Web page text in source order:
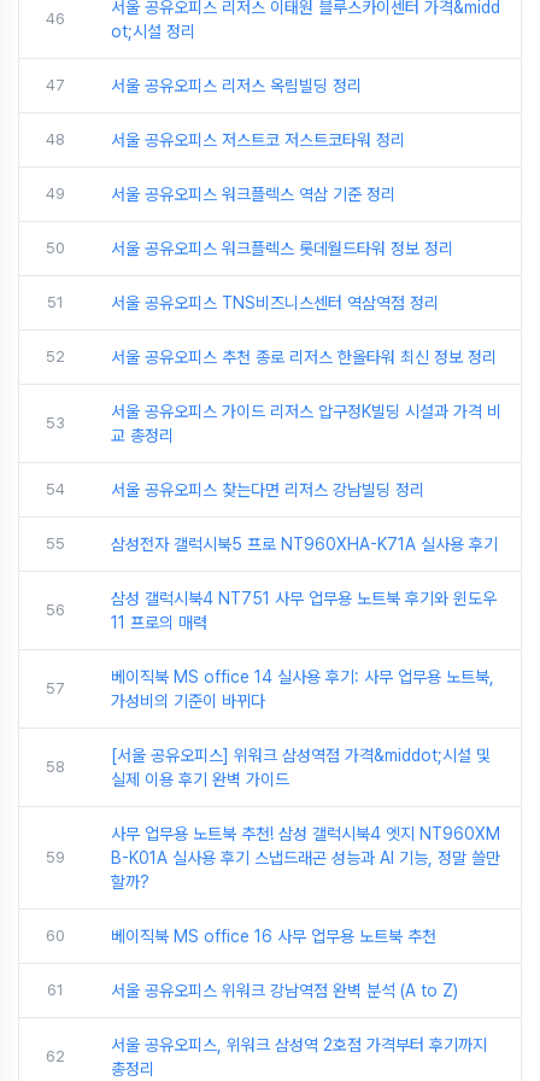
46
서울 공유오피스 리저스 이태원 블루스카이센터 가격&midd
ot;시설 정리
47 서울 공유오피스 리저스 옥림빌딩 정리
48 서울 공유오피스 저스트코 저스트코타워 정리
49 서울 공유오피스 워크플렉스 역삼 기준 정리
50 서울 공유오피스 워크플렉스 롯데월드타워 정보 정리
51 서울 공유오피스 TNS비즈니스센터 역삼역점 정리
52 서울 공유오피스 추천 종로 리저스 한올타워 최신 정보 정리
53
서울 공유오피스 가이드 리저스 압구정K빌딩 시설과 가격 비
교 총정리
54 서울 공유오피스 찾는다면 리저스 강남빌딩 정리
55 삼성전자 갤럭시북5 프로 NT960XHA-K71A 실사용 후기
56
삼성 갤럭시북4 NT751 사무 업무용 노트북 후기와 윈도우
11 프로의 매력
57
베이직북 MS office 14 실사용 후기: 사무 업무용 노트북,
가성비의 기준이 바뀌다
58
[서울 공유오피스] 위워크 삼성역점 가격&middot;시설 및
실제 이용 후기 완벽 가이드
59
사무 업무용 노트북 추천! 삼성 갤럭시북4 엣지 NT960XM
B-K01A 실사용 후기 스냅드래곤 성능과 AI 기능, 정말 쓸만
할까?
60 베이직북 MS office 16 사무 업무용 노트북 추천
61 서울 공유오피스 위워크 강남역점 완벽 분석 (A to Z)
62
서울 공유오피스, 위워크 삼성역 2호점 가격부터 후기까지
총정리